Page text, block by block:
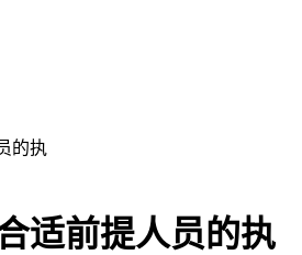
的执
适前提人员的执